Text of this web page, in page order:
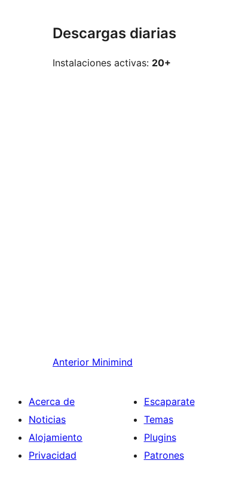
Descargas diarias
Instalaciones activas: 20+
Anterior Minimind
Acerca de
Noticias
Alojamiento
Privacidad
Escaparate
Temas
Plugins
Patrones